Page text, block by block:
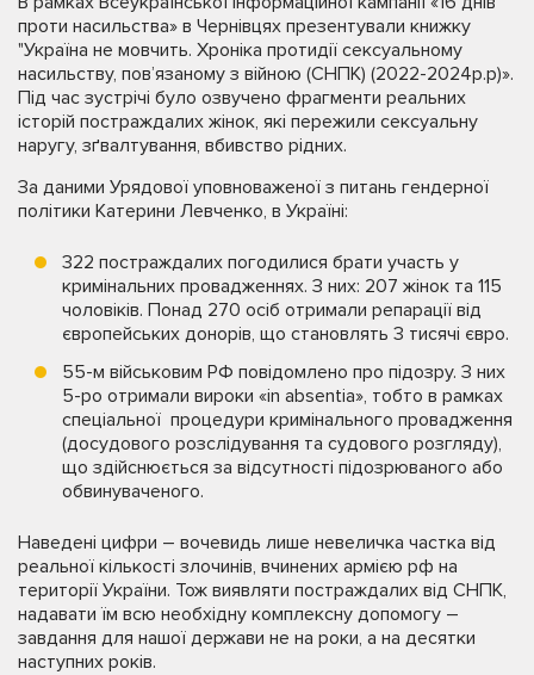
проти насильства» в Чернівцях презентували книжку
"Україна не мовчить. Хроніка протидії сексуальному
насильству, пов’язаному з війною (СНПК) (2022-2024р.р)».
Під час зустрічі було озвучено фрагменти реальних
історій постраждалих жінок, які пережили сексуальну
наругу, зґвалтування, вбивство рідних.
За даними Урядової уповноваженої з питань гендерної
політики Катерини Левченко, в Україні:
322 постраждалих погодилися брати участь у
кримінальних провадженнях. З них: 207 жінок та 115
чоловіків. Понад 270 осіб отримали репарації від
європейських донорів, що становлять 3 тисячі євро.
55-м військовим РФ повідомлено про підозру. З них
5-ро отримали вироки «in absentia», тобто в рамках
спеціальної процедури кримінального провадження
(досудового розслідування та судового розгляду),
що здійснюється за відсутності підозрюваного або
обвинуваченого.
Наведені цифри – вочевидь лише невеличка частка від
реальної кількості злочинів, вчинених армією рф на
території України. Тож виявляти постраждалих від СНПК,
надавати їм всю необхідну комплексну допомогу –
завдання для нашої держави не на роки, а на десятки
наступних років.